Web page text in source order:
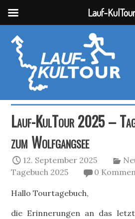
Lauf-KulTour 2025 –
zum Wolfgangsee
12. September 2025
Tagebuch 2025
0
Hallo Tourtagebuch,
die Erinnerungen an das
Lauf-KulTour